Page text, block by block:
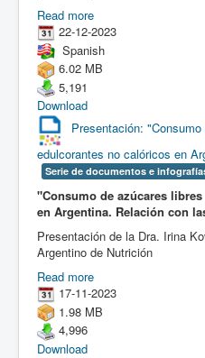
Read more
22-12-2023
Spanish
6.02 MB
5,191
Download
Presentación:
edulcorantes no calóricos en
Serie de documentos e
"Consumo de azúcares
en Argentina. Relación con
Presentación de la Dra. Irina
Argentino de Nutrición
Read more
17-11-2023
1.98 MB
4,996
Download